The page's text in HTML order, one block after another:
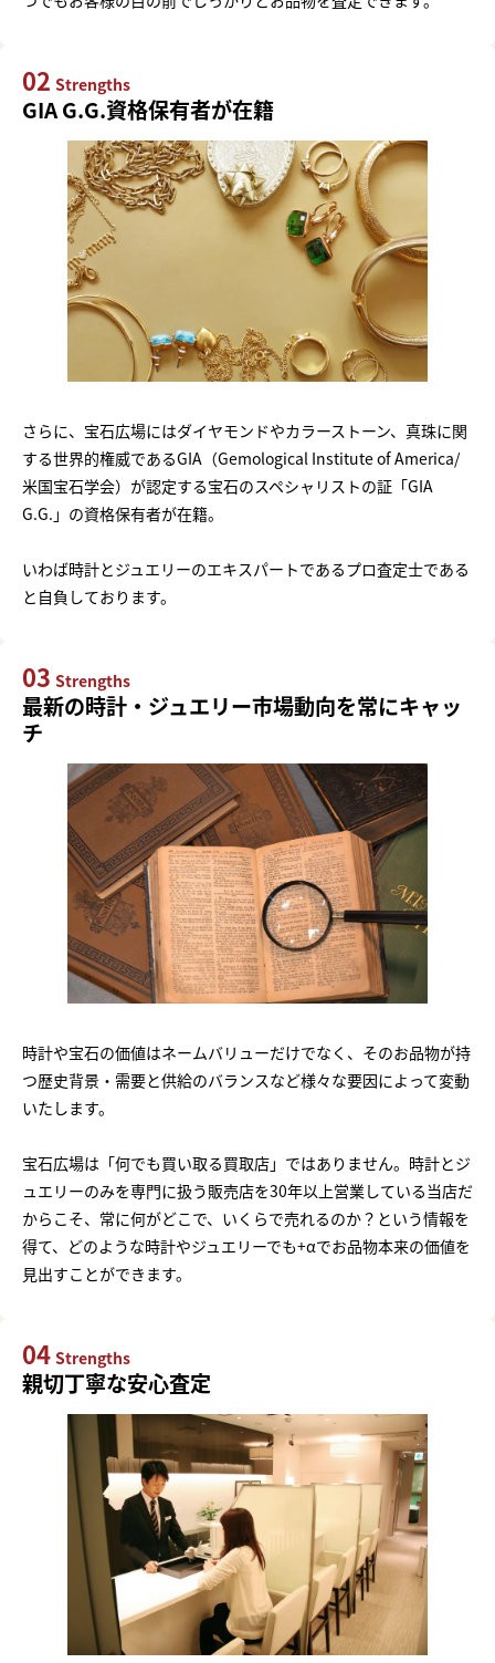
02 Strengths
GIA G.G.資格保有者が在籍
さらに、宝石広場にはダイヤモンドやカラーストーン、真珠に関
する世界的権威であるGIA（Gemological Institute of America/
米国宝石学会）が認定する宝石のスペシャリストの証「GIA
G.G.」の資格保有者が在籍。
いわば時計とジュエリーのエキスパートであるプロ査定士である
と自負しております。
03 Strengths
最新の時計・ジュエリー市場動向を常にキャッ
チ
時計や宝石の価値はネームバリューだけでなく、そのお品物が持
つ歴史背景・需要と供給のバランスなど様々な要因によって変動
いたします。
宝石広場は「何でも買い取る買取店」ではありません。時計とジ
ュエリーのみを専門に扱う販売店を30年以上営業している当店だ
からこそ、常に何がどこで、いくらで売れるのか？という情報を
得て、どのような時計やジュエリーでも+αでお品物本来の価値を
見出すことができます。
04 Strengths
親切丁寧な安心査定